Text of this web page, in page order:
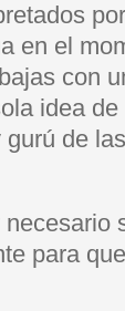
en el
con
idea
de
para